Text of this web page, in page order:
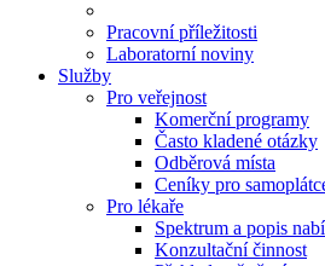
Pracovní příležitosti
Laboratorní noviny
Služby
Pro veřejnost
Komerční programy
Často kladené otázky
Odběrová místa
Ceníky pro
Pro lékaře
Spektrum a popis
Konzultační činnost